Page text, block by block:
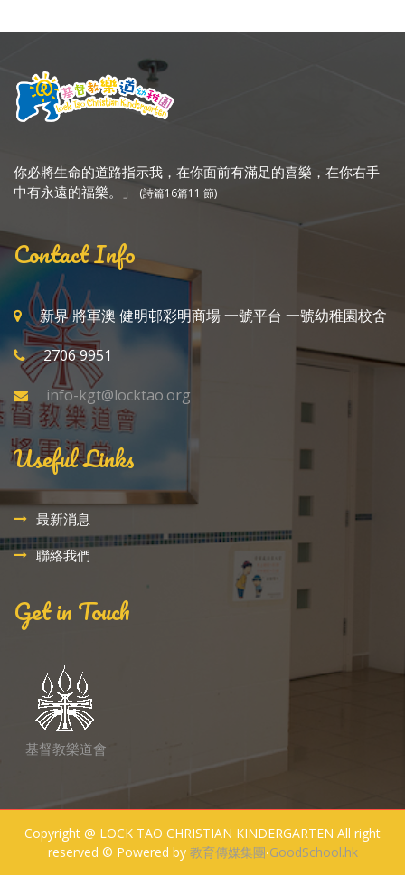
你必將生命的道路指示我，在你面前有滿足的喜樂，在你右手
中有永遠的福樂。」
(詩篇16篇11 節)
Contact Info
新界 將軍澳 健明邨彩明商場 一號平台 一號幼稚園校舍
2706 9951
info-kgt@locktao.org
Useful Links
最新消息
聯絡我們
Get in Touch
基督教樂道會
Copyright @ LOCK TAO CHRISTIAN KINDERGARTEN All right
reserved © Powered by 教育傳媒集團‧GoodSchool.hk